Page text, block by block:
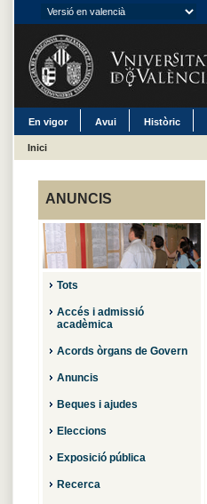
En vigor Avui Històric
Inici
ANUNCIS
Tots
Accés i admissió
acadèmica
Acords òrgans de Govern
Anuncis
Beques i ajudes
Eleccions
Exposició pública
Recerca